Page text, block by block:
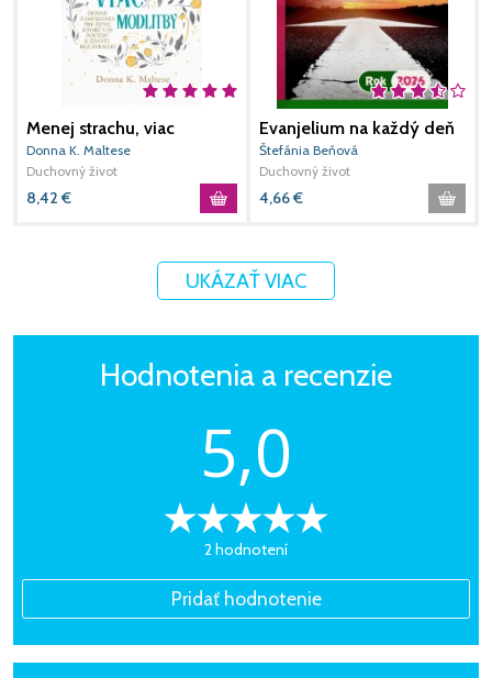
Menej strachu, viac
modlitby
Donna K. Maltese
Duchovný život
8,42 €
Evanjelium na každý deň
rok 2026
Štefánia Beňová
Duchovný život
4,66€
UKÁZAŤ VIAC
Hodnotenia a recenzie
5,0
2 hodnotení